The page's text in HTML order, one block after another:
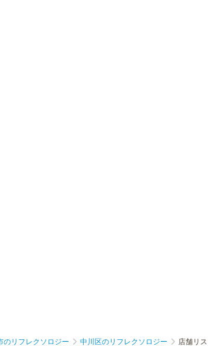
のリフレクソロジー 中川区のリフレクソロジー 店舗リス